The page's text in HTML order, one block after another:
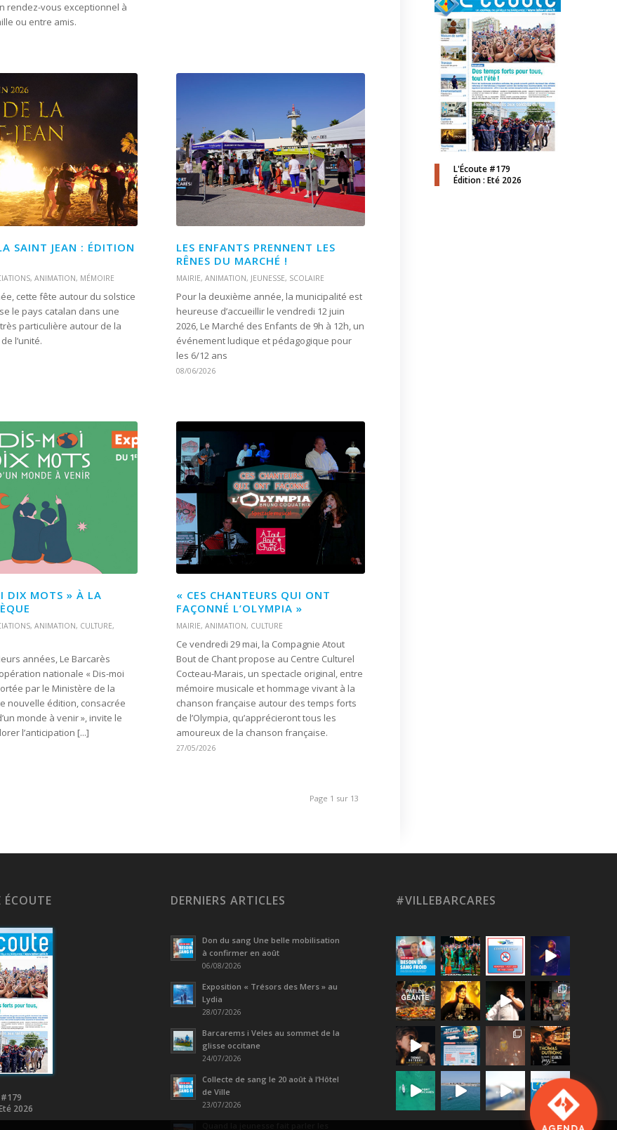
rendez-vous exceptionnel à
ou entre amis.
SAINT JEAN : ÉDITION
,ANIMATION, MÉMOIRE
cette fête autour du solstice
le pays catalan dans une
particulière autour de la
l’unité.
LES ENFANTS PRENNENT LES
RÊNES DU MARCHÉ !
MAIRIE, ANIMATION, JEUNESSE, SCOLAIRE
Pour la deuxième année, la municipalité est
heureuse d’accueillir le vendredi 12 juin
2026, Le Marché des Enfants de 9h à 12h, un
événement ludique et pédagogique pour
les 6/12 ans
08/06/2026
DIX MOTS » À LA
,ANIMATION, CULTURE,
années, Le Barcarès
nationale « Dis-moi
par le Ministère de la
nouvelle édition, consacrée
monde à venir », invite le
l’anticipation [...]
« CES CHANTEURS QUI ONT
FAÇONNÉ L’OLYMPIA »
MAIRIE, ANIMATION, CULTURE
Ce vendredi 29 mai, la Compagnie Atout
Bout de Chant propose au Centre Culturel
Cocteau-Marais, un spectacle original, entre
mémoire musicale et hommage vivant à la
chanson française autour des temps forts
de l’Olympia, qu’apprécieront tous les
amoureux de la chanson française.
27/05/2026
Page 1 sur 13
L'Écoute #179
Édition : Eté 2026
ÉCOUTE
2026
DERNIERS ARTICLES
Don du sang Une belle mobilisation
à confirmer en août
06/08/2026
Exposition « Trésors des Mers » au
Lydia
28/07/2026
Barcarems i Veles au sommet de la
glisse occitane
24/07/2026
Collecte de sang le 20 août à l’Hôtel
de Ville
23/07/2026
#VILLEBARCARES
AGENDA
L M M V S D
Télécharger l'agenda